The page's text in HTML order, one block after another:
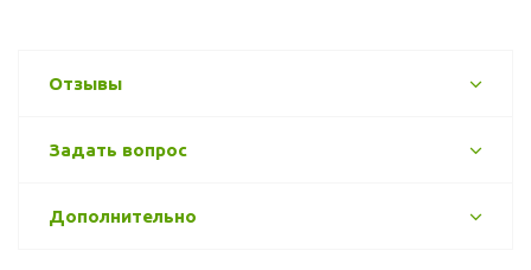
Отзывы
Задать вопрос
Дополнительно